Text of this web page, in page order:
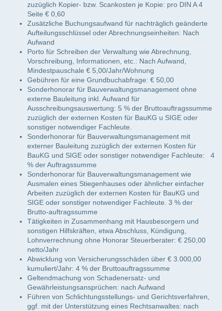
zuzüglich Kopier- bzw. Scankosten je Kopie: pro DIN A 4
Seite € 0,60
Zusätzliche Buchungsaufwand für nachträglich geänderte
Aufteilungsschlüssel oder Abrechnungseinheiten: Nach
Aufwand
Porto für Schreiben der Verwaltung wie Abrechnung,
Vorschreibung, Informationen, etc.: Nach Aufwand,
Mindestpauschale € 5,00/Jahr/Wohnung
Gebühren für eine Grundbuchabfrage: € 50,00
Sonderhonorar für Bauverwaltungsmanagement ohne
externe Bauleitung inkl. Aufwand für
Ausschreibungsauswertung: 5 % der Bruttoauftragssumme
zuzüglich der externen Kosten für BauKG u SIGE oder
sonstiger notwendiger Fachleute.
Sonderhonorar für Bauverwaltungsmanagement mit
externer Bauleitung zuzüglich der externen Kosten für
BauKG und SIGE oder sonstiger notwendiger Fachleute: 4
% der Auftragssumme
Sonderhonorar für Bauverwaltungsmanagement wie
Ausmalen eines Stiegenhauses oder ähnlicher einfacher
Arbeiten zuzüglich der externen Kosten für BauKG und
SIGE oder sonstiger notwendiger Fachleute. 3 % der
Brutto-auftragssumme
Tätigkeiten in Zusammenhang mit Hausbesorgern und
sonstigen Hilfskräften, etwa Abschluss, Kündigung,
Lohnverrechnung ohne Honorar Steuerberater: € 250,00
netto/Jahr
Abwicklung von Versicherungsschäden über € 3.000,00
kumuliert/Jahr: 4 % der Bruttoauftragssumme
Geltendmachung von Schadenersatz- und
Gewährleistungsansprüchen: nach Aufwand
Führen von Schlichtungsstellungs- und Gerichtsverfahren,
ggf. mit der Unterstützung eines Rechtsanwaltes: nach